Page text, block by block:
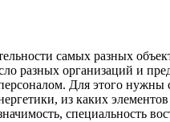
самых разных
разных организаций и
Для этого
из каких
специальность